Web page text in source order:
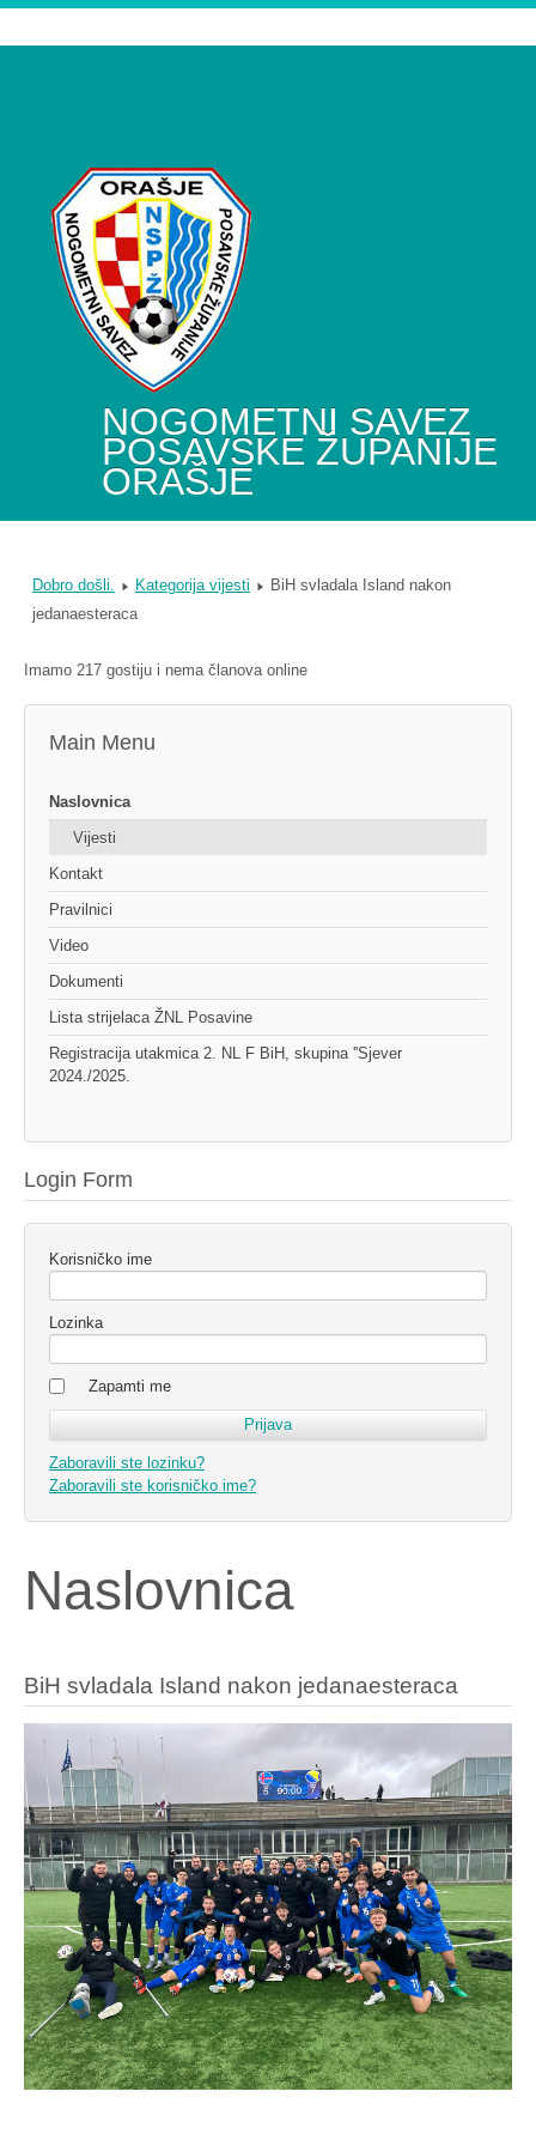
NOGOMETNI SAVEZ
POSAVSKE ŽUPANIJE
ORAŠJE
Dobro došli. Kategorija vijesti
BiH svladala Island nakon
jedanaesteraca
Imamo 217 gostiju i nema članova online
Main Menu
Naslovnica
Vijesti
Kontakt
Pravilnici
Video
Dokumenti
Lista strijelaca ŽNL Posavine
Registracija utakmica 2. NL F BiH, skupina ''Sjever
2024./2025.
Login Form
Korisničko ime
Lozinka
Zapamti me
Zaboravili ste lozinku?
Zaboravili ste korisničko ime?
Naslovnica
BiH svladala Island nakon jedanaesteraca